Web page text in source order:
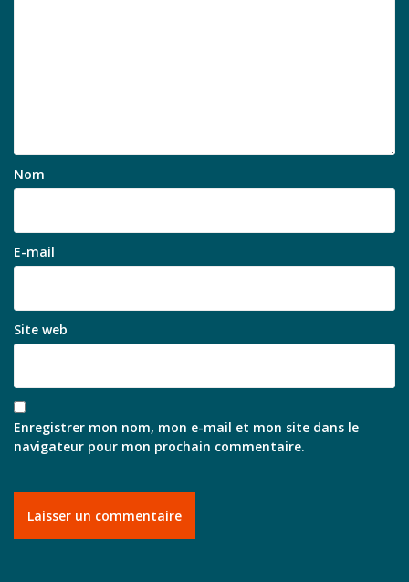
Nom
E-mail
Site web
Enregistrer mon nom, mon e-mail et mon site dans le
navigateur pour mon prochain commentaire.